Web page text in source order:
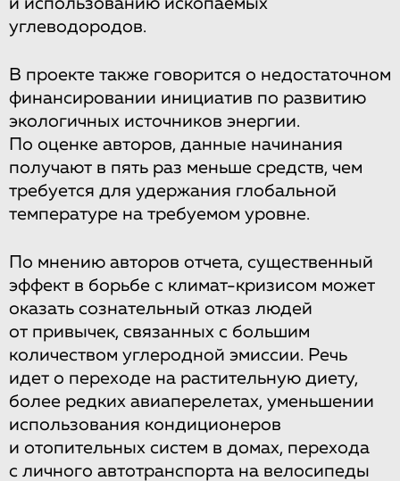
углеводородов.
В проекте также говорится о недостаточном
финансировании инициатив по развитию
экологичных источников энергии.
По оценке авторов, данные начинания
получают в пять раз меньше средств, чем
требуется для удержания глобальной
температуре на требуемом уровне.
По мнению авторов отчета, существенный
эффект в борьбе с климат-кризисом может
оказать сознательный отказ людей
от привычек, связанных с большим
количеством углеродной эмиссии. Речь
идет о переходе на растительную диету,
более редких авиаперелетах, уменьшении
использования кондиционеров
и отопительных систем в домах, перехода
с личного автотранспорта на велосипеды